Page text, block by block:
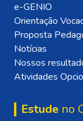
e-GENIO
Orientação
Proposta
Notícias
Nossos
Atividades
Estude no